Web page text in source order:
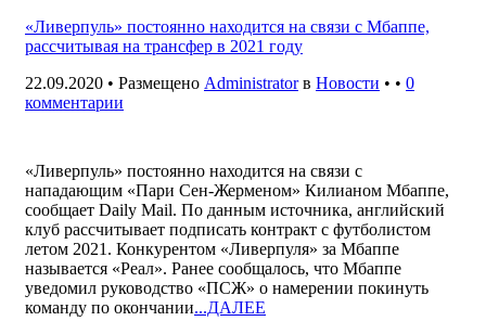
«Ливерпуль» постоянно находится на связи с Мбаппе,
рассчитывая на трансфер в 2021 году
22.09.2020 • Размещено Administratorв Новости • • 0
комментарии
«Ливерпуль» постоянно находится на связи с
нападающим «Пари Сен-Жерменом» Килианом Мбаппе,
сообщает Daily Mail. По данным источника, английский
клуб рассчитывает подписать контракт с футболистом
летом 2021. Конкурентом «Ливерпуля» за Мбаппе
называется «Реал». Ранее сообщалось, что Мбаппе
уведомил руководство «ПСЖ» о намерении покинуть
команду по окончании...ДАЛЕЕ